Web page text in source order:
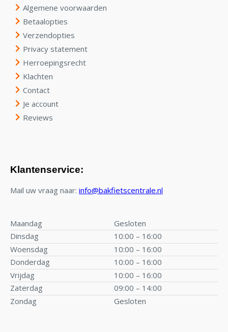
Algemene voorwaarden
Betaalopties
Verzendopties
Privacy statement
Herroepingsrecht
Klachten
Contact
Je account
Reviews
Klantenservice:
Mail uw vraag naar: info@bakfietscentrale.nl
Maandag
Gesloten
Dinsdag
10:00 – 16:00
Woensdag
10:00 – 16:00
Donderdag
10:00 – 16:00
Vrijdag
10:00 – 16:00
Zaterdag
09:00 – 14:00
Zondag
Gesloten